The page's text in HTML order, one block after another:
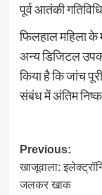
पूर्व आतंकी
फिलहाल महिला
अन्य डिजिटल
किया है कि जांच
संबंध में अंतिम
Post
Previous:
खाजूवाला:
जलकर खाक